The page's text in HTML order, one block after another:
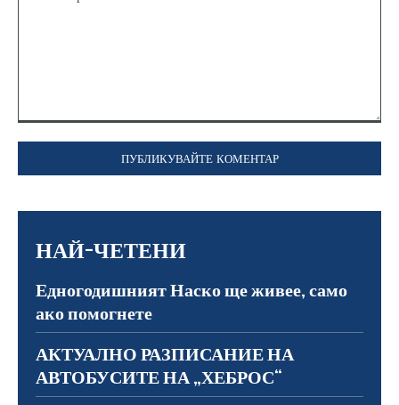
НАЙ-ЧЕТЕНИ
Едногодишният Наско ще живее, само
ако помогнете
АКТУАЛНО РАЗПИСАНИЕ НА
АВТОБУСИТЕ НА „ХЕБРОС“